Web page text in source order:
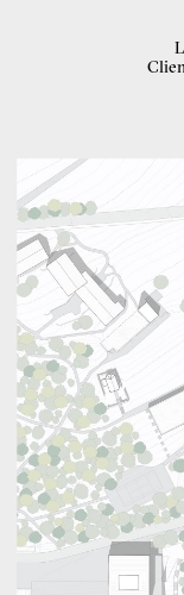
versante
oltre 1,5 km sono
complesso. Il centro
collocati lungo il
ed abbracciando il
Il volume dell'edificio
lungo la linea del
posizionamento degli
appoggia sulla
che unisce le due
dell'edificio (istruzione
L'impostazione
le qualità esistenti
punto di riferimento
orientamento.
L'edificio è progettato
calcestruzzo. Il piano
costituisce la robusta
superiori. L'ala degli
prefabbricata in